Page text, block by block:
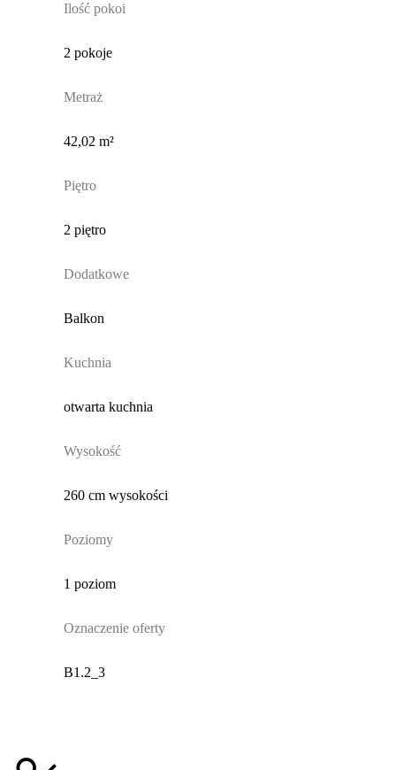
Ilość pokoi
2 pokoje
Metraż
42,02 m²
Piętro
2 piętro
Dodatkowe
Balkon
Kuchnia
otwarta kuchnia
Wysokość
260 cm wysokości
Poziomy
1 poziom
Oznaczenie oferty
B1.2_3